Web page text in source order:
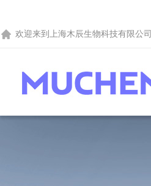
欢迎来到 上海木辰生物科技有限公司